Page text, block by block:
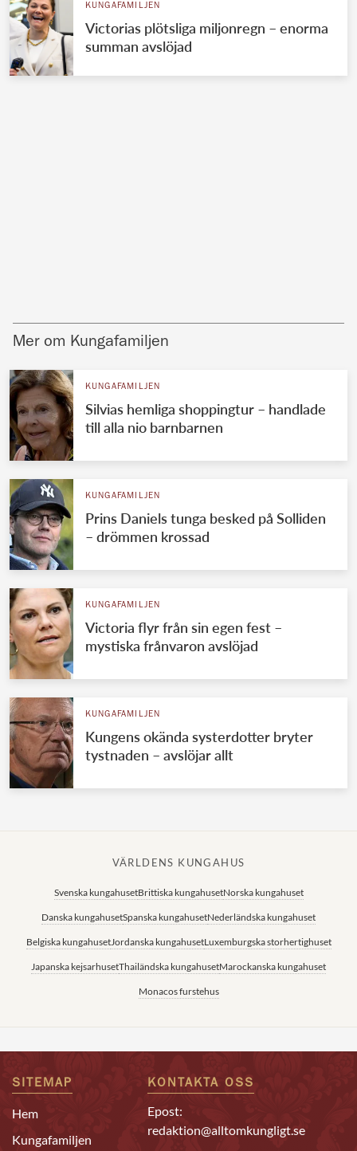
KUNGAFAMILJEN
Victorias plötsliga miljonregn – enorma
summan avslöjad
Mer om Kungafamiljen
KUNGAFAMILJEN
Silvias hemliga shoppingtur – handlade
till alla nio barnbarnen
KUNGAFAMILJEN
Prins Daniels tunga besked på Solliden
– drömmen krossad
KUNGAFAMILJEN
Victoria flyr från sin egen fest –
mystiska frånvaron avslöjad
KUNGAFAMILJEN
Kungens okända systerdotter bryter
tystnaden – avslöjar allt
VÄRLDENS KUNGAHUS
Svenska kungahusetBrittiska kungahusetNorska kungahuset
Danska kungahusetSpanska kungahusetNederländska kungahuset
Belgiska kungahusetJordanska kungahusetLuxemburgska storhertighuset
Japanska kejsarhusetThailändska kungahusetMarockanska kungahuset
Monacos furstehus
SITEMAP
Hem
Kungafamiljen
KONTAKTA OSS
Epost:
redaktion@alltomkungligt.se